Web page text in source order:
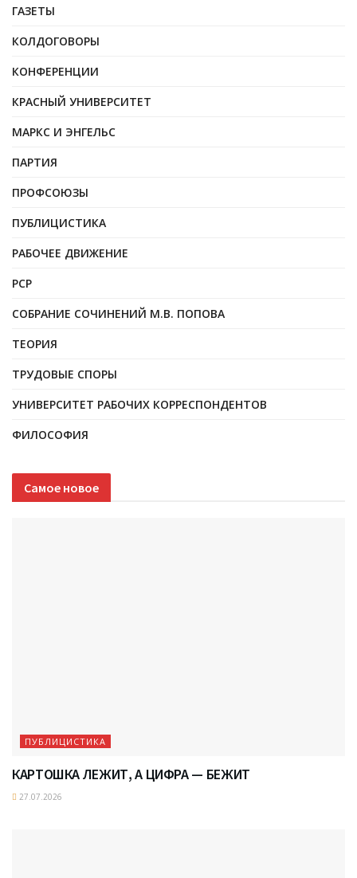
ГАЗЕТЫ
КОЛДОГОВОРЫ
КОНФЕРЕНЦИИ
КРАСНЫЙ УНИВЕРСИТЕТ
МАРКС И ЭНГЕЛЬС
ПАРТИЯ
ПРОФСОЮЗЫ
ПУБЛИЦИСТИКА
РАБОЧЕЕ ДВИЖЕНИЕ
РСР
СОБРАНИЕ СОЧИНЕНИЙ М.В. ПОПОВА
ТЕОРИЯ
ТРУДОВЫЕ СПОРЫ
УНИВЕРСИТЕТ РАБОЧИХ КОРРЕСПОНДЕНТОВ
ФИЛОСОФИЯ
Самое новое
ПУБЛИЦИСТИКА
КАРТОШКА ЛЕЖИТ, А ЦИФРА — БЕЖИТ
27.07.2026